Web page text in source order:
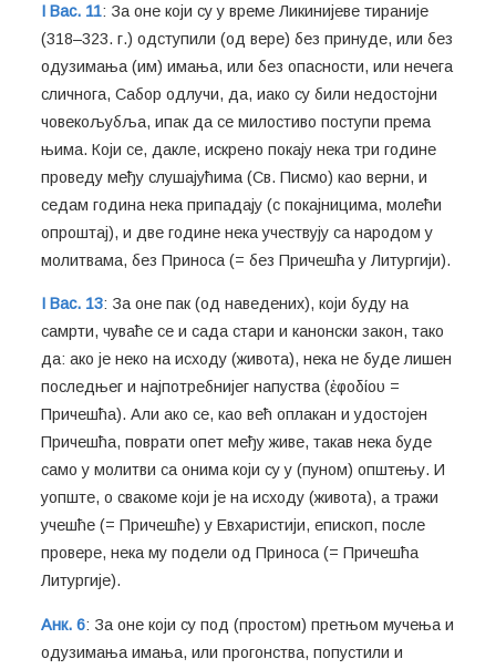
I Вас. 11: За оне који су у време Ликинијеве тираније
(318–323. г.) одступили (од вере) без принуде, или без
одузимања (им) имања, или без опасности, или нечега
сличнога, Сабор одлучи, да, иако су били недостојни
човекољубља, ипак да се милостиво поступи према
њима. Који се, дакле, искрено покају нека три године
проведу међу слушајућима (Св. Писмо) као верни, и
седам година нека припадају (с покајницима, молећи
опроштај), и две године нека учествују са народом у
молитвама, без Приноса (= без Причешћа у Литургији).
I Вас. 13: За оне пак (од наведених), који буду на
самрти, чуваће се и сада стари и канонски закон, тако
да: ако је неко на исходу (живота), нека не буде лишен
последњег и најпотребнијег напуства (ἐφοδίου =
Причешћа). Али ако се, као већ оплакан и удостојен
Причешћа, поврати опет међу живе, такав нека буде
само у молитви са онима који су у (пуном) општењу. И
уопште, о свакоме који је на исходу (живота), а тражи
учешће (= Причешће) у Евхаристији, епископ, после
провере, нека му подели од Приноса (= Причешћа
Литургије).
Анк. 6: За оне који су под (простом) претњом мучења и
одузимања имања, или прогонства, попустили и